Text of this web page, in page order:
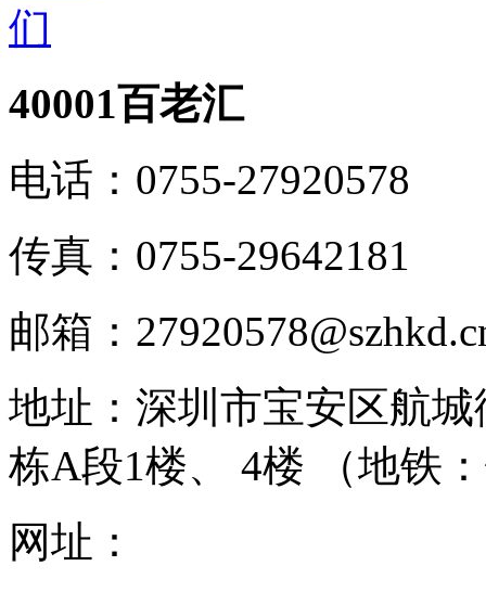
40001百老汇
电话： 0755-27920578
传真： 0755-29642181
邮箱：
地址： 深圳市宝安区航
栋A段1楼、 4楼 （地铁
网址：